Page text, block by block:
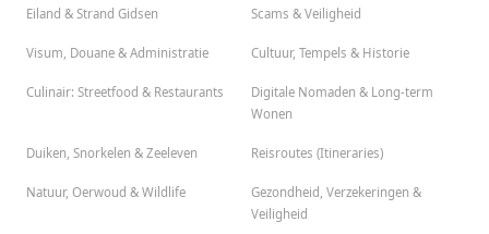
Eiland & Strand Gidsen Scams & Veiligheid
Visum, Douane & Administratie Cultuur, Tempels & Historie
Culinair: Streetfood & Restaurants
Digitale Nomaden & Long-term
Wonen
Duiken, Snorkelen & Zeeleven Reisroutes (Itineraries)
Natuur, Oerwoud & Wildlife
Gezondheid, Verzekeringen &
Veiligheid